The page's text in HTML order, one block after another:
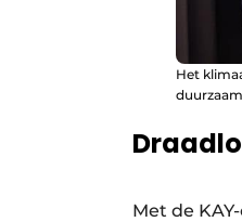
Het
Met de